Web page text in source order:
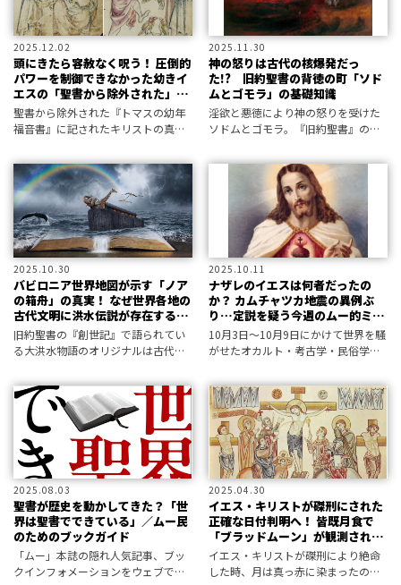
2025.12.02
頭にきたら容赦なく呪う！ 圧倒的
パワーを制御できなかった幼きイ
エスの「聖書から除外された」実
像
聖書から除外された『トマスの幼年
福音書』に記されたキリストの真実
エスには、知られざる幼少期があっ
た！
2025.11.30
神の怒りは古代の核爆発だっ
た!? 旧約聖書の背徳の町「ソド
ムとゴモラ」の基礎知識
淫欲と悪徳により神の怒りを受けた
ソドムとゴモラ。『旧約聖書』の
滅亡の物語は、実際に起こった出来
事だったと考えられている。
2025.10.30
バビロニア世界地図が示す「ノア
の箱舟」の真実！ なぜ世界各地の
古代文明に洪水伝説が存在するの
か？
旧約聖書の『創世記』で語られてい
る大洪水物語のオリジナルは古代メ
紀にのさかのぼる「バビロニア世界
地図」を解読すると、ノアの方舟が
漂着した場所が示されているとい
う。
2025.10.11
ナザレのイエスは何者だったの
か？ カムチャツカ地震の異例ぶ
り…定説を疑う今週のムー的ミス
テリーニュース５選！
10月3日～10月9日にかけて世界を騒
がせたオカルト・考古学・民俗学な
現象情報研究所と編集部が厳選！
2025.08.03
聖書が歴史を動かしてきた？「世
界は聖書でできている」／ムー民
のためのブックガイド
「ムー」本誌の隠れ人気記事、ブッ
クインフォメーションをウェブで公
2025.04.30
イエス・キリストが磔刑にされた
正確な日付判明へ！ 皆既月食で
「ブラッドムーン」が観測されて
いた!?
イエス・キリストが磔刑により絶命
した時、月は真っ赤に染まったのか